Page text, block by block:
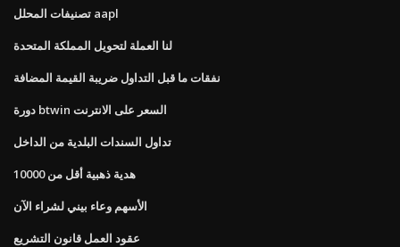
تصنيفات المحلل aapl
لنا العملة لتحويل المملكة المتحدة
نفقات ما قبل التداول ضريبة القيمة المضافة
دورة btwin السعر على الانترنت
تداول السندات البلدية من الداخل
هدية ذهبية أقل من 10000
الأسهم وعاء بيني لشراء الآن
عقود العمل قانون التشريع